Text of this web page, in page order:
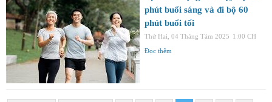
phút buổi sáng và đi bộ 60
phút buổi tối
Thứ Hai, 04 Tháng Tám 2025 1:00 CH
Đọc thêm